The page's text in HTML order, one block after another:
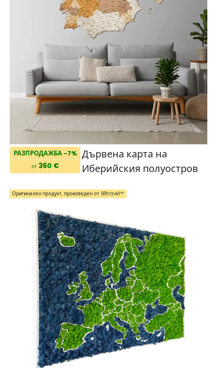
РАЗПРОДАЖБА -7%
от360 €
Дървена карта на
Иберийския полуостров
Оригинален продукт, произведен от 68travel™️